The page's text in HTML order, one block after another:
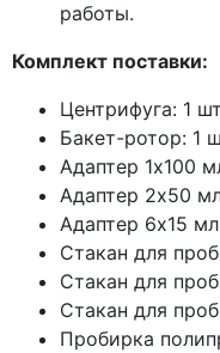
работы.
Комплект поставки:
Центрифуга: 1
Бакет-ротор: 1
Адаптер 1х100
Адаптер 2х50
Адаптер 6х15
Стакан для
Стакан для
Стакан для
Пробирка